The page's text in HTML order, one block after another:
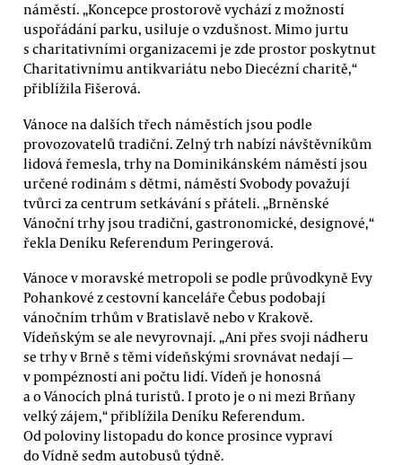
náměstí. „Koncepce prostorově vychází z možností
uspořádání parku, usiluje o vzdušnost. Mimo jurtu
s charitativními organizacemi je zde prostor poskytnut
Charitativnímu antikvariátu nebo Diecézní charitě,“
přiblížila Fišerová.
Vánoce na dalších třech náměstích jsou podle
provozovatelů tradiční. Zelný trh nabízí návštěvníkům
lidová řemesla, trhy na Dominikánském náměstí jsou
určené rodinám s dětmi, náměstí Svobody považují
tvůrci za centrum setkávání s přáteli. „Brněnské
Vánoční trhy jsou tradiční, gastronomické, designové,“
řekla Deníku Referendum Peringerová.
Vánoce v moravské metropoli se podle průvodkyně Evy
Pohankové z cestovní kanceláře Čebus podobají
vánočním trhům v Bratislavě nebo v Krakově.
Vídeňským se ale nevyrovnají. „Ani přes svoji nádheru
se trhy v Brně s těmi vídeňskými srovnávat nedají —
v pompéznosti ani počtu lidí. Vídeň je honosná
a o Vánocích plná turistů. I proto je o ni mezi Brňany
velký zájem,“ přiblížila Deníku Referendum.
Od poloviny listopadu do konce prosince vypraví
do Vídně sedm autobusů týdně.